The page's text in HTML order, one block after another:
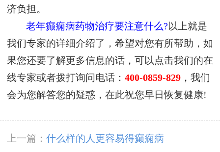
济负担。
老年癫痫病药物治疗要注意什么?以上就是
我们专家的详细介绍了，希望对您有所帮助，如
果您还要了解更多信息的话，可以点击我们的在
线专家或者拨打询问电话： 400-0859-829 ，我们
会为您解答您的疑惑，在此祝您早日恢复健康!
上一篇： 什么样的人更容易得癫痫病